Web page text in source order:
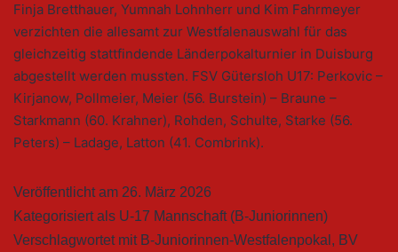
Finja Bretthauer, Yumnah Lohnherr und Kim Fahrmeyer
verzichten die allesamt zur Westfalenauswahl für das
gleichzeitig stattfindende Länderpokalturnier in Duisburg
abgestellt werden mussten. FSV Gütersloh U17: Perkovic –
Kirjanow, Pollmeier, Meier (56. Burstein) – Braune –
Starkmann (60. Krahner), Rohden, Schulte, Starke (56.
Peters) – Ladage, Latton (41. Combrink).
Veröffentlicht am 26. März 2026
Kategorisiert als U-17 Mannschaft (B-Juniorinnen)
Verschlagwortet mit B-Juniorinnen-Westfalenpokal , BV